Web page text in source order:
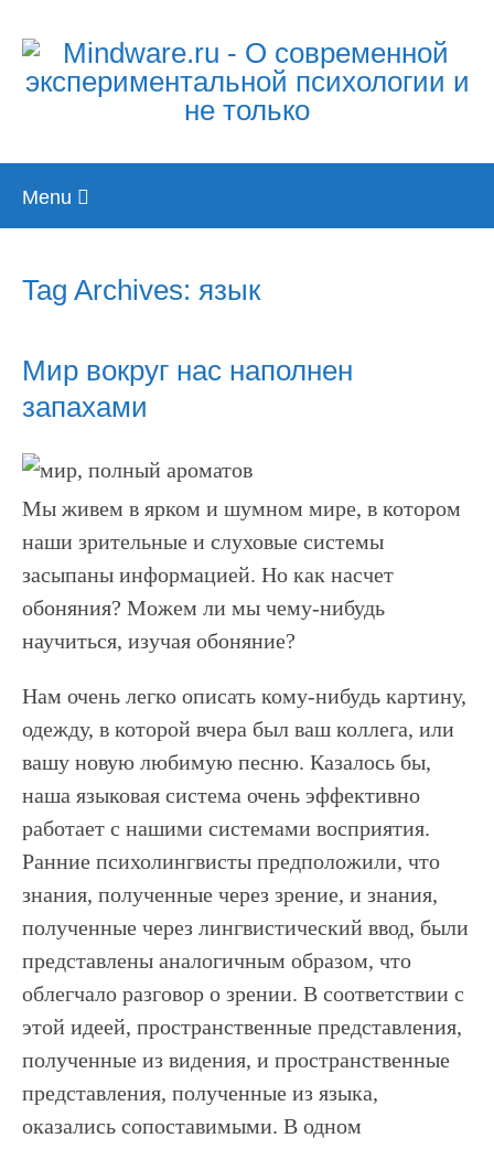
Menu
Tag Archives: язык
Мир вокруг нас наполнен
запахами
Мы живем в ярком и шумном мире, в котором
наши зрительные и слуховые системы
засыпаны информацией. Но как насчет
обоняния? Можем ли мы чему-нибудь
научиться, изучая обоняние?
Нам очень легко описать кому-нибудь картину,
одежду, в которой вчера был ваш коллега, или
вашу новую любимую песню. Казалось бы,
наша языковая система очень эффективно
работает с нашими системами восприятия.
Ранние психолингвисты предположили, что
знания, полученные через зрение, и знания,
полученные через лингвистический ввод, были
представлены аналогичным образом, что
облегчало разговор о зрении. В соответствии с
этой идеей, пространственные представления,
полученные из видения, и пространственные
представления, полученные из языка,
оказались сопоставимыми. В одном